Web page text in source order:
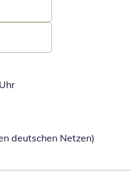
deutschen Netzen)